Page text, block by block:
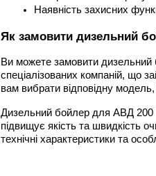
Наявність захисних
Як замовити дизельний
Ви можете замовити
спеціалізованих компаній, що
вам вибрати відповідну
Дизельний бойлер для АВД 200
підвищує якість та швидкість
технічні характеристики та